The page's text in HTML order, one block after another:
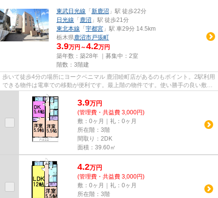
東武日光線 「 新鹿沼 」駅 徒歩22分
日光線 「 鹿沼 」駅 徒歩21分
東北本線 「 宇都宮 」駅 車29分 14.5km
栃木県鹿沼市戸張町
3.9万円～4.2万円
築年数：築28年 ｜募集中： 2室
階数：3階建
歩いて徒歩4分の場所にヨークベニマル 鹿沼睦町店があるのもポイント。2駅利用
できる物件は電車での移動が便利です。最上階の物件です。使い勝手の良い敷地
内ごみ置き場付。東武日光線...
3.9万円
(管理費・共益費 3,000円)
敷：0ヶ月｜礼：0ヶ月
所在階：3階
間取り：2DK
面積：39.60㎡
4.2万円
(管理費・共益費 3,000円)
敷：0ヶ月｜礼：0ヶ月
所在階：3階